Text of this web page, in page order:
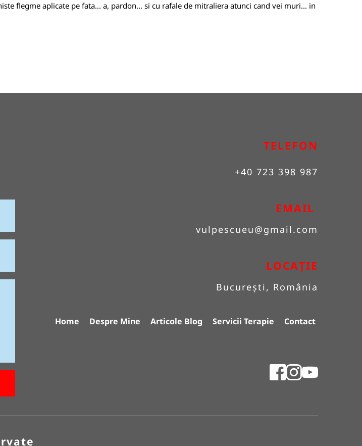
flegme aplicate pe fata... a, pardon... si cu rafale de mitraliera atunci cand vei muri... in
TELEFON
+40 723 398 987
EMAIL
vulpescueu@gmail.com
LOCAȚIE
București, România
Home Despre Mine Articole Blog Servicii Terapie Contact